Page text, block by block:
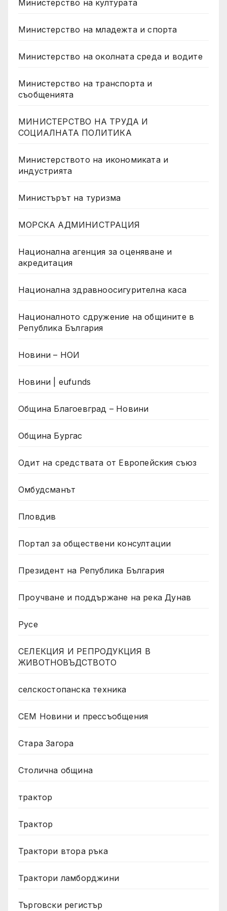
Министерство на културата
Министерство на младежта и спорта
Министерство на околната среда и водите
Министерство на транспорта и
съобщенията
МИНИСТЕРСТВО НА ТРУДА И
СОЦИАЛНАТА ПОЛИТИКА
Министерството на икономиката и
индустрията
Министърът на туризма
МОРСКА АДМИНИСТРАЦИЯ
Национална агенция за оценяване и
акредитация
Национална здравноосигурителна каса
Националното сдружение на общините в
Република България
Новини – НОИ
Новини | eufunds
Община Благоевград – Новини
Община Бургас
Одит на средствата от Европейския съюз
Омбудсманът
Пловдив
Портал за обществени консултации
Президент на Република България
Проучване и поддържане на река Дунав
Русе
СЕЛЕКЦИЯ И РЕПРОДУКЦИЯ В
ЖИВОТНОВЪДСТВОТО
селскостопанска техника
СЕМ Новини и прессъобщения
Стара Загора
Столична община
трактор
Трактор
Трактори втора ръка
Трактори ламборджини
Търговски регистър